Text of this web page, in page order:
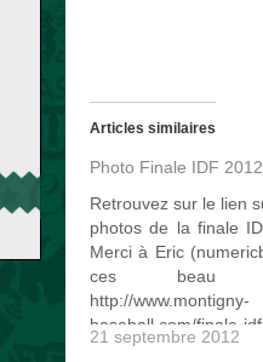
Articles similaires
Photo Finale IDF
Retrouvez sur le lien
photos de la finale
Merci à Eric
ces beau
http://www.montigny-
baseball.com/finale-
15u/
21 septembre 2012